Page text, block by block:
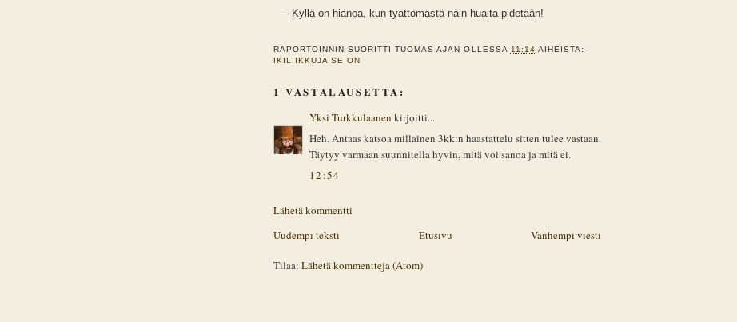
- Kyllä on hianoa, kun tyättömästä näin hualta pidetään!
RAPORTOINNIN SUORITTITUOMAS AJAN OLLESSA 11:14 AIHEISTA:
IKILIIKKUJA SE ON
1 VASTALAUSETTA:
Yksi Turkkulaanen kirjoitti...
Heh. Antaas katsoa millainen 3kk:n haastattelu sitten tulee vastaan.
Täytyy varmaan suunnitella hyvin, mitä voi sanoa ja mitä ei.
12:54
Lähetä kommentti
Uudempi teksti
Vanhempi viesti
Etusivu
Tilaa: Lähetä kommentteja (Atom)